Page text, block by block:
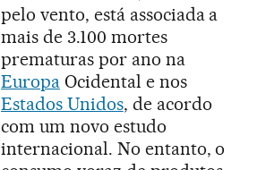
pelo vento, está associada a
mais de 3.100 mortes
prematuras por ano na
EuropaOcidental e nos
Estados Unidos, de acordo
com um novo estudo
internacional. No entanto, o